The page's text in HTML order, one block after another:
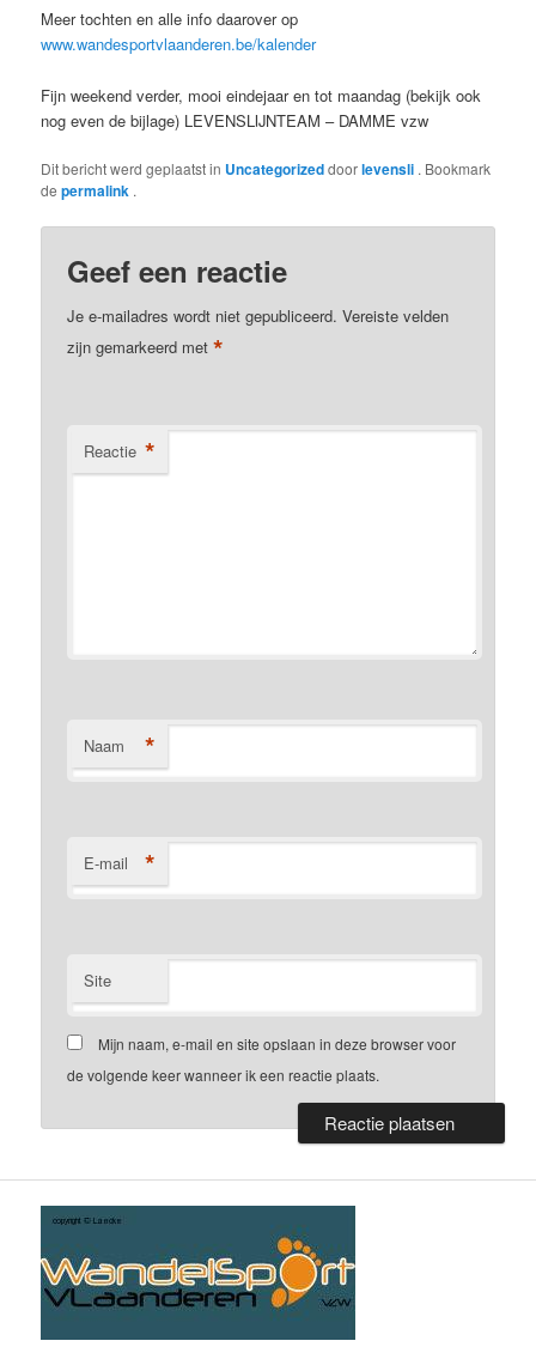
Meer tochten en alle info daarover op
www.wandesportvlaanderen.be/kalender
Fijn weekend verder, mooi eindejaar en tot maandag (bekijk ook
nog even de bijlage) LEVENSLIJNTEAM – DAMME vzw
Dit bericht werd geplaatst in Uncategorizeddoorlevensli . Bookmark
depermalink .
Geef een reactie
Je e-mailadres wordt niet gepubliceerd. Vereiste velden
zijn gemarkeerd met*
Reactie *
Naam *
E-mail *
Site
Mijn naam, e-mail en site opslaan in deze browser voor
de volgende keer wanneer ik een reactie plaats.